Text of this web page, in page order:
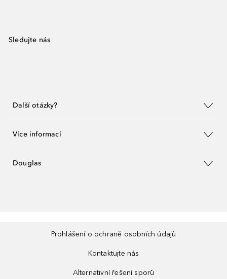
Sledujte nás
Další otázky?
Více informací
Douglas
Prohlášení o ochraně osobních údajů
Kontaktujte nás
Alternativní řešení sporů